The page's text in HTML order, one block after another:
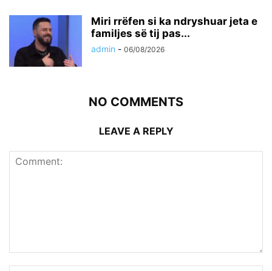
Miri rrëfen si ka ndryshuar jeta e
familjes së tij pas...
admin - 06/08/2026
NO COMMENTS
LEAVE A REPLY